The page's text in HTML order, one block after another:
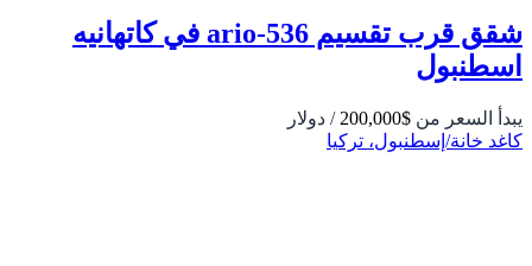
شقق قرب تقسيم 536-ario في كاتهانيه
اسطنبول
يبدأ السعر من $200,000
/ دولار
كاغد خانة/إسطنبول، تركيا